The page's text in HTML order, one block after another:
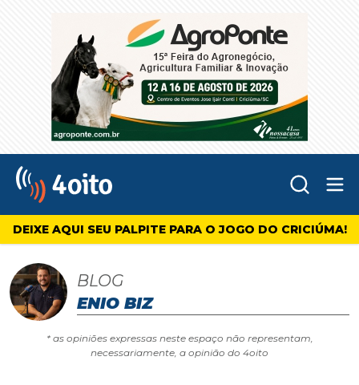
4oito
DEIXE AQUI SEU PALPITE PARA O JOGO DO CRICIÚMA!
BLOG
ENIO BIZ
* as opiniões expressas neste espaço não representam,
necessariamente, a opinião do 4oito